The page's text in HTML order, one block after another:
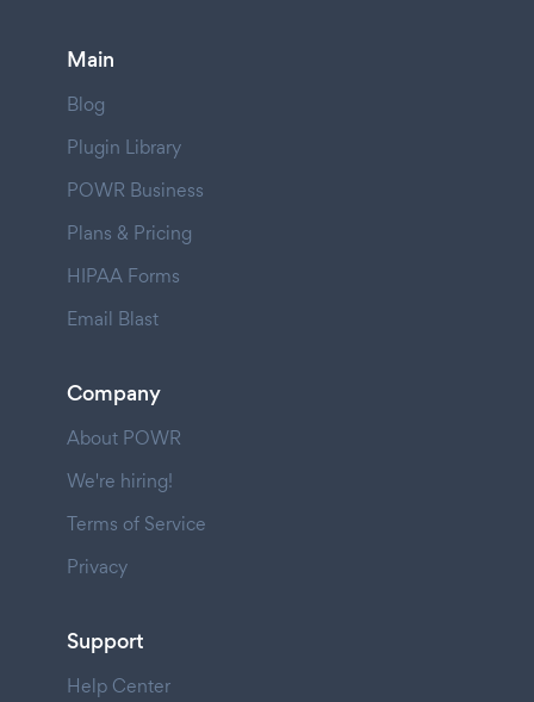
Main
Blog
Plugin Library
POWR Business
Plans & Pricing
HIPAA Forms
Email Blast
Company
About POWR
We're hiring!
Terms of Service
Privacy
Support
Help Center